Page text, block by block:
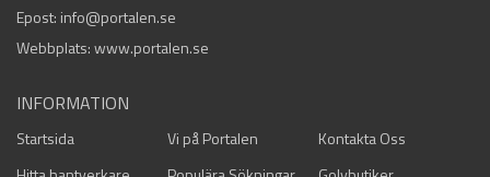
Epost: info@portalen.se
Webbplats: www.portalen.se
INFORMATION
Startsida Vi på Portalen
Kontakta Oss